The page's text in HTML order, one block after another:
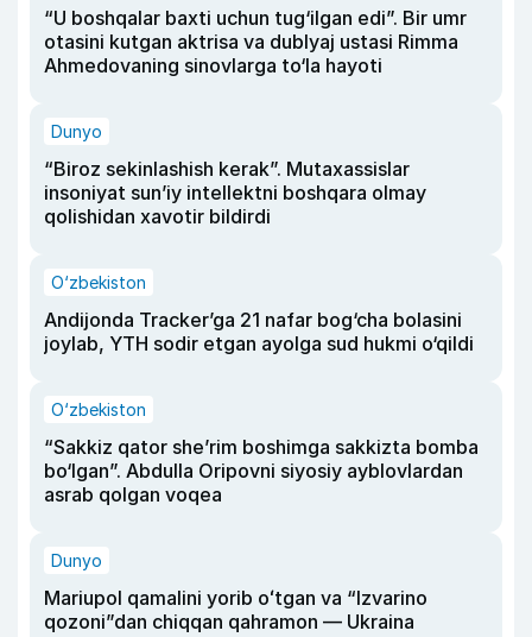
“U boshqalar baxti uchun tug‘ilgan edi”. Bir umr
otasini kutgan aktrisa va dublyaj ustasi Rimma
Ahmedovaning sinovlarga to‘la hayoti
Dunyo
“Biroz sekinlashish kerak”. Mutaxassislar
insoniyat sun’iy intellektni boshqara olmay
qolishidan xavotir bildirdi
O‘zbekiston
Andijonda Tracker’ga 21 nafar bog‘cha bolasini
joylab, YTH sodir etgan ayolga sud hukmi o‘qildi
O‘zbekiston
“Sakkiz qator she’rim boshimga sakkizta bomba
bo‘lgan”. Abdulla Oripovni siyosiy ayblovlardan
asrab qolgan voqea
Dunyo
Mariupol qamalini yorib oʻtgan va “Izvarino
qozoni”dan chiqqan qahramon — Ukraina